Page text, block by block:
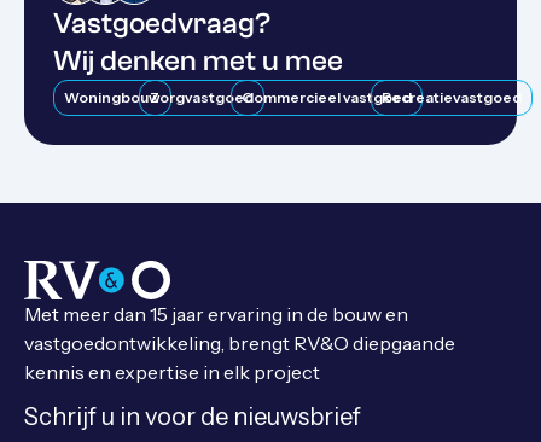
Vastgoedvraag?
Wij denken met u mee
WoningbouwZorgvastgoedCommercieel vastgoedRecreatievastgoed
Met meer dan 15 jaar ervaring in de bouw en
vastgoedontwikkeling, brengt RV&O diepgaande
kennis en expertise in elk project
Schrijf u in voor de nieuwsbrief